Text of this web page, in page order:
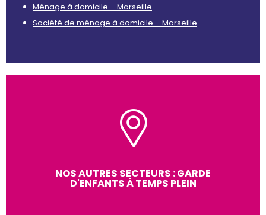
Ménage à domicile – Marseille
Société de ménage à domicile – Marseille
NOS AUTRES SECTEURS : GARDE
D'ENFANTS À TEMPS PLEIN